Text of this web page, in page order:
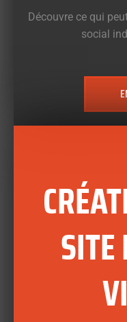
Découvre ce qui
social